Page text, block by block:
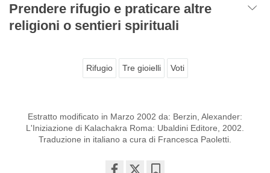
Prendere rifugio e praticare altre
religioni o sentieri spirituali
Rifugio Tre gioielli Voti
Estratto modificato in Marzo 2002 da: Berzin, Alexander:
L'Iniziazione di Kalachakra Roma: Ubaldini Editore, 2002.
Traduzione in italiano a cura di Francesca Paoletti.